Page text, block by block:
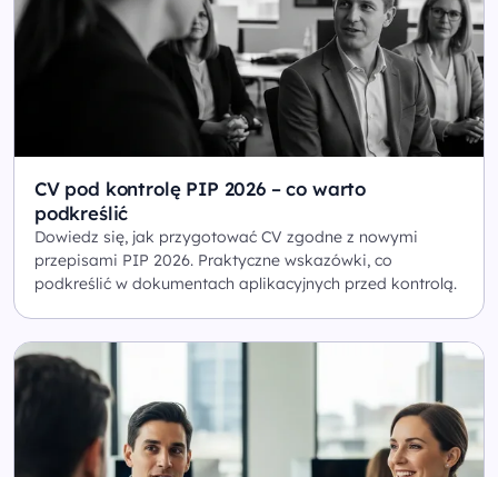
CV pod kontrolę PIP 2026 – co warto
podkreślić
Dowiedz się, jak przygotować CV zgodne z nowymi
przepisami PIP 2026. Praktyczne wskazówki, co
podkreślić w dokumentach aplikacyjnych przed kontrolą.